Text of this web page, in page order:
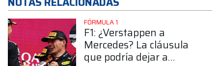
FÓRMULA 1
F1: ¿Verstappen a
Mercedes? La cláusula
que podría dejar a